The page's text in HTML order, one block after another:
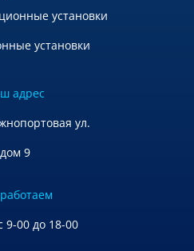
установки
установки
адрес
ул.
дом 9
9-00 до 18-00